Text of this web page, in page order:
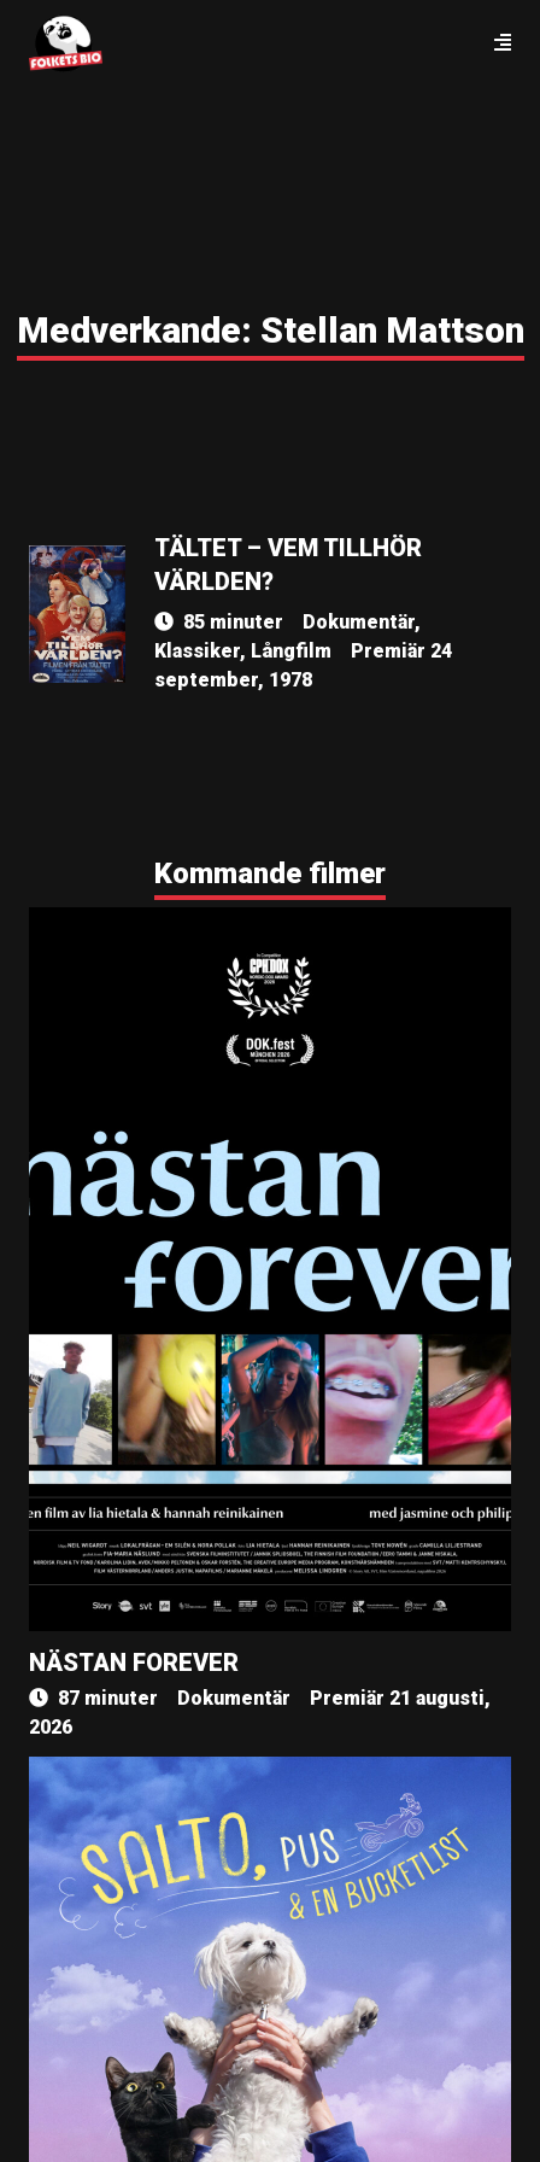
Medverkande: Stellan Mattson
TÄLTET – VEM TILLHÖR
VÄRLDEN?
85 minuter
Dokumentär,
Klassiker, Långfilm
Premiär 24
september, 1978
Kommande filmer
NÄSTAN FOREVER
87 minuter Dokumentär
Premiär 21 augusti,
2026